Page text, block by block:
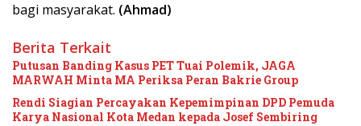
bagi masyarakat. (Ahmad)
Berita Terkait
Putusan Banding Kasus PET Tuai Polemik, JAGA
MARWAH Minta MA Periksa Peran Bakrie Group
Rendi Siagian Percayakan Kepemimpinan DPD Pemuda
Karya Nasional Kota Medan kepada Josef Sembiring